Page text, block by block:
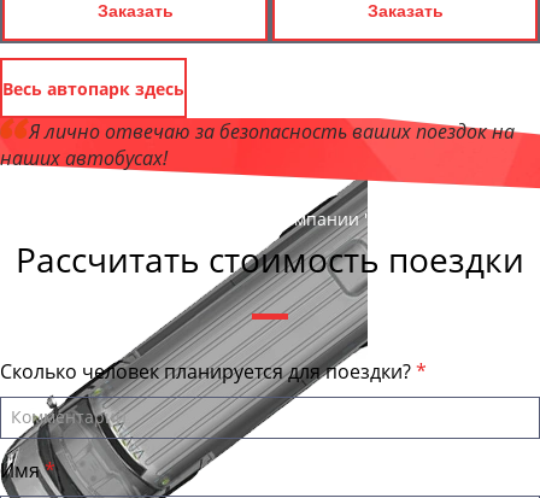
Заказать Заказать
Весь автопарк здесь
Я лично отвечаю за безопасность ваших поездок на
наших автобусах!
, директор компании "СтавропольБас"
Рассчитать стоимость поездки
Сколько человек планируется для поездки?
Имя